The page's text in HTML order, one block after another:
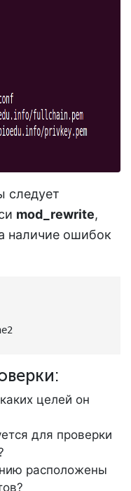
следует
mod_rewrite,
наличие ошибок
целей он
для проверки
расположены